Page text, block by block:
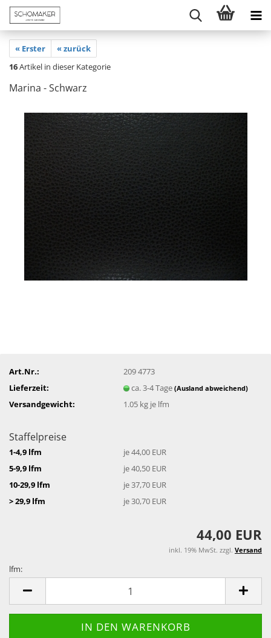
« Erster
« zurück
16Artikel in dieser Kategorie
Marina - Schwarz
Art.Nr.:
209 4773
Lieferzeit:
ca. 3-4 Tage(Ausland abweichend)
Versandgewicht: 1.05 kg je lfm
Staffelpreise
1-4,9 lfm
je 44,00 EUR
5-9,9 lfm
je 40,50 EUR
10-29,9 lfm
je 37,70 EUR
> 29,9 lfm
je 30,70 EUR
44,00 EUR
inkl. 19% MwSt. zzgl. Versand
lfm: